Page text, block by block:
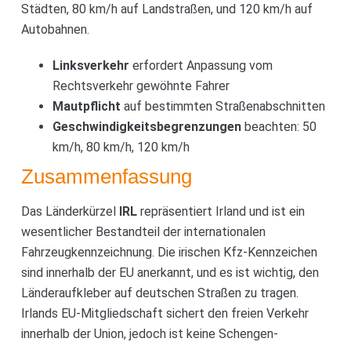
Städten, 80 km/h auf Landstraßen, und 120 km/h auf
Autobahnen.
Linksverkehr erfordert Anpassung vom
Rechtsverkehr gewöhnte Fahrer
Mautpflicht auf bestimmten Straßenabschnitten
Geschwindigkeitsbegrenzungenbeachten: 50
km/h, 80 km/h, 120 km/h
Zusammenfassung
Das Länderkürzel IRLrepräsentiert Irland und ist ein
wesentlicher Bestandteil der internationalen
Fahrzeugkennzeichnung. Die irischen Kfz-Kennzeichen
sind innerhalb der EU anerkannt, und es ist wichtig, den
Länderaufkleber auf deutschen Straßen zu tragen.
Irlands EU-Mitgliedschaft sichert den freien Verkehr
innerhalb der Union, jedoch ist keine Schengen-